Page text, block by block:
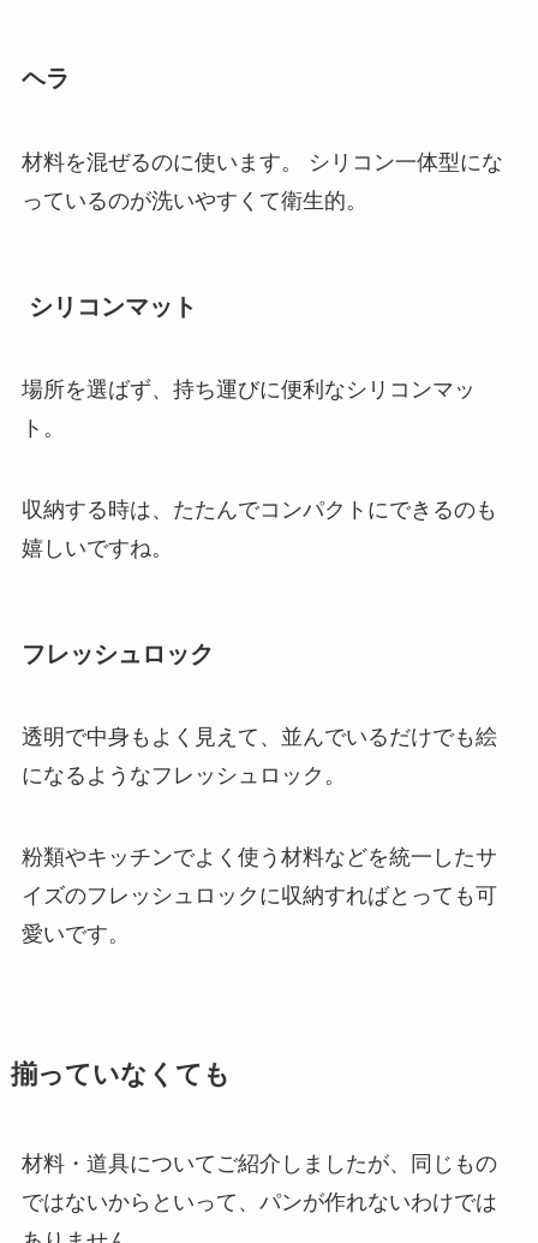
ヘラ
材料を混ぜるのに使います。 シリコン一体型にな
っているのが洗いやすくて衛生的。
シリコンマット
場所を選ばず、持ち運びに便利なシリコンマッ
ト。
収納する時は、たたんでコンパクトにできるのも
嬉しいですね。
フレッシュロック
透明で中身もよく見えて、並んでいるだけでも絵
になるようなフレッシュロック。
粉類やキッチンでよく使う材料などを統一したサ
イズのフレッシュロックに収納すればとっても可
愛いです。
揃っていなくても
材料・道具についてご紹介しましたが、同じもの
ではないからといって、パンが作れないわけでは